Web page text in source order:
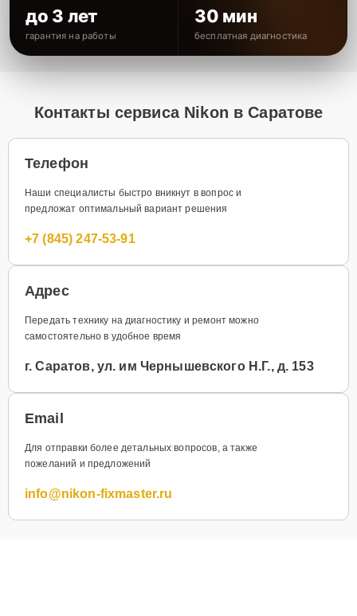
до 3 лет
гарантия на работы
30 мин
бесплатная диагностика
Контакты сервиса Nikon в Саратове
Телефон
Наши специалисты быстро вникнут в вопрос и
предложат оптимальный вариант решения
+7 (845) 247-53-91
Адрес
Передать технику на диагностику и ремонт можно
самостоятельно в удобное время
г. Саратов, ул. им Чернышевского Н.Г., д. 153
Email
Для отправки более детальных вопросов, а также
пожеланий и предложений
info@nikon-fixmaster.ru